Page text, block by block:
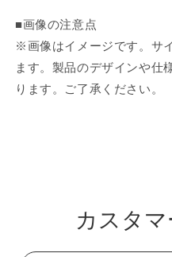
■画像の注意点
※画像はイメージです。サ
ます。製品のデザインや仕
ります。ご了承ください。
カスタ